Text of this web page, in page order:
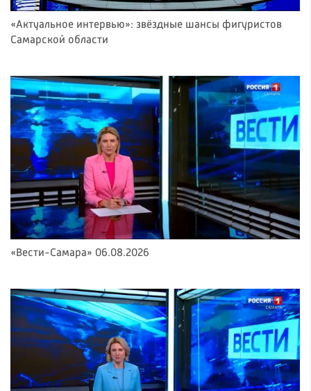
«Актуальное интервью»: звёздные шансы фигуристов
Самарской области
«Вести-Самара» 06.08.2026